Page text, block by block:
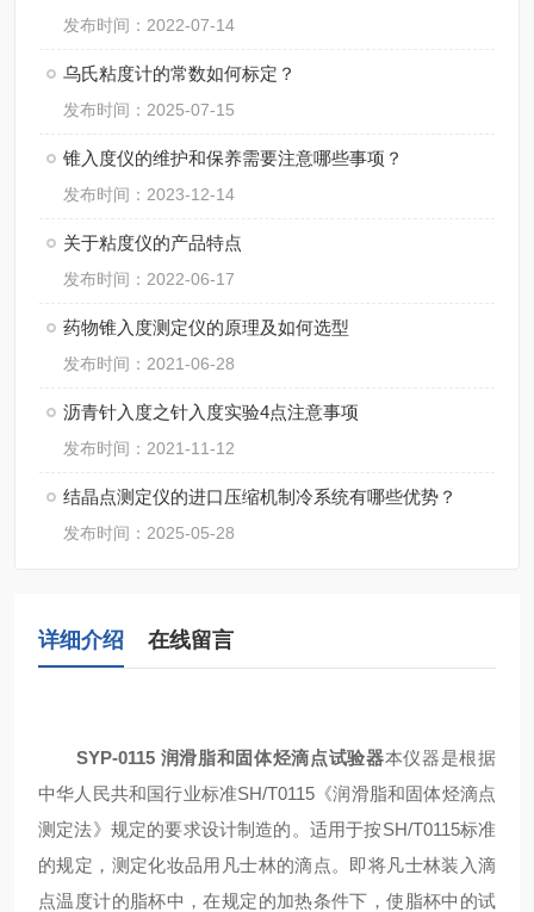
发布时间：2022-07-14
乌氏粘度计的常数如何标定？
发布时间：2025-07-15
锥入度仪的维护和保养需要注意哪些事项？
发布时间：2023-12-14
关于粘度仪的产品特点
发布时间：2022-06-17
药物锥入度测定仪的原理及如何选型
发布时间：2021-06-28
沥青针入度之针入度实验4点注意事项
发布时间：2021-11-12
结晶点测定仪的进口压缩机制冷系统有哪些优势？
发布时间：2025-05-28
详细介绍 在线留言
SYP-0115 润滑脂和固体烃滴点试验器本仪器是根据
中华人民共和国行业标准SH/T0115《润滑脂和固体烃滴点
测定法》规定的要求设计制造的。适用于按SH/T0115标准
的规定，测定化妆品用凡士林的滴点。即将凡士林装入滴
点温度计的脂杯中，在规定的加热条件下，使脂杯中的试